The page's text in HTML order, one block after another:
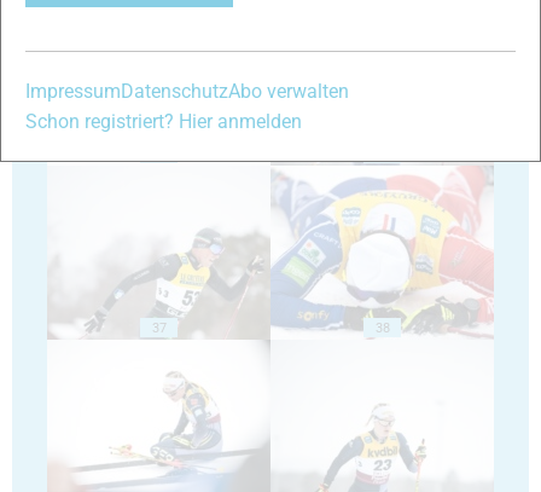
37 38
ImpressumDatenschutzAbo verwalten
Schon registriert? Hier anmelden